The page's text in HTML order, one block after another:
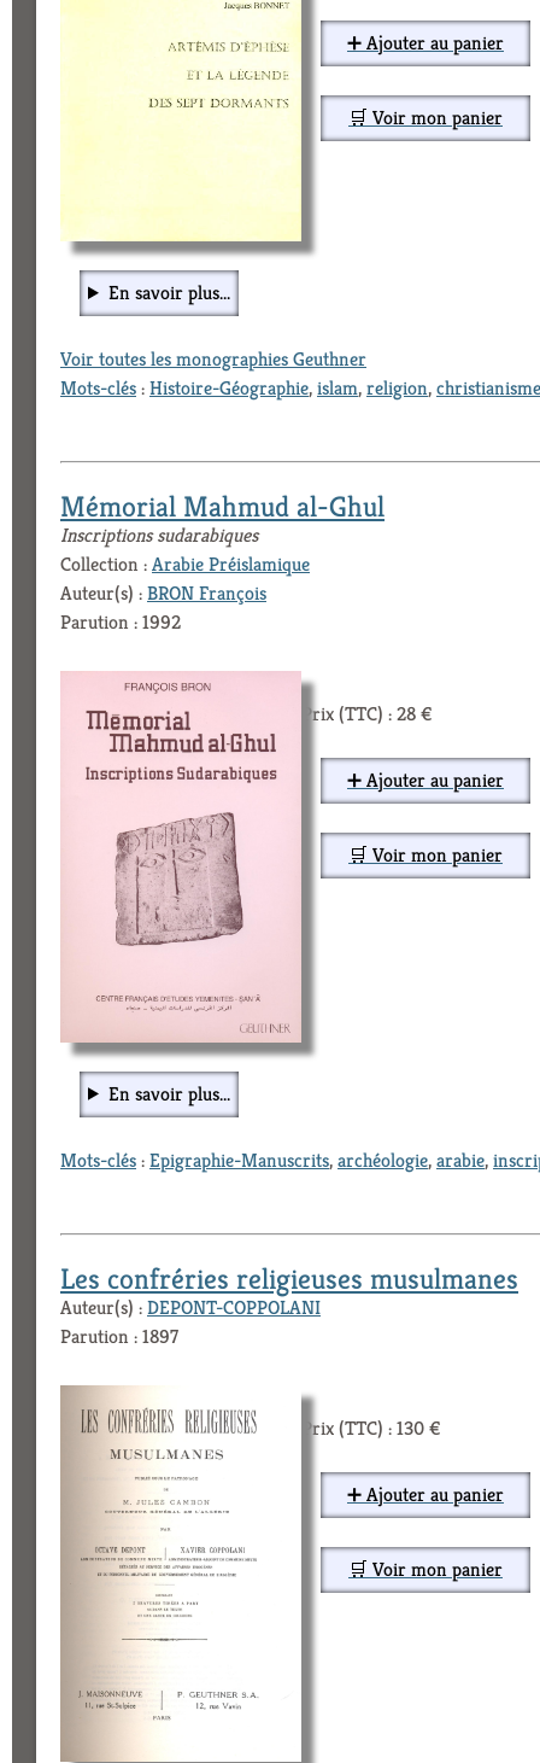
➕ Ajouter au panier
🛒 Voir mon panier
En savoir plus...
Voir toutes les monographies Geuthner
Mots-clés:Histoire-Géographie,islam,religion,christianisme
Mémorial Mahmud al-Ghul
Inscriptions sudarabiques
Collection :Arabie Préislamique
Auteur(s) :BRON François
Parution : 1992
Prix (TTC) : 28 €
➕ Ajouter au panier
🛒 Voir mon panier
En savoir plus...
Mots-clés:Epigraphie-Manuscrits,archéologie,arabie,
Les confréries religieuses musulmanes
Auteur(s) :DEPONT-COPPOLANI
Parution : 1897
Prix (TTC) : 130 €
➕ Ajouter au panier
🛒 Voir mon panier